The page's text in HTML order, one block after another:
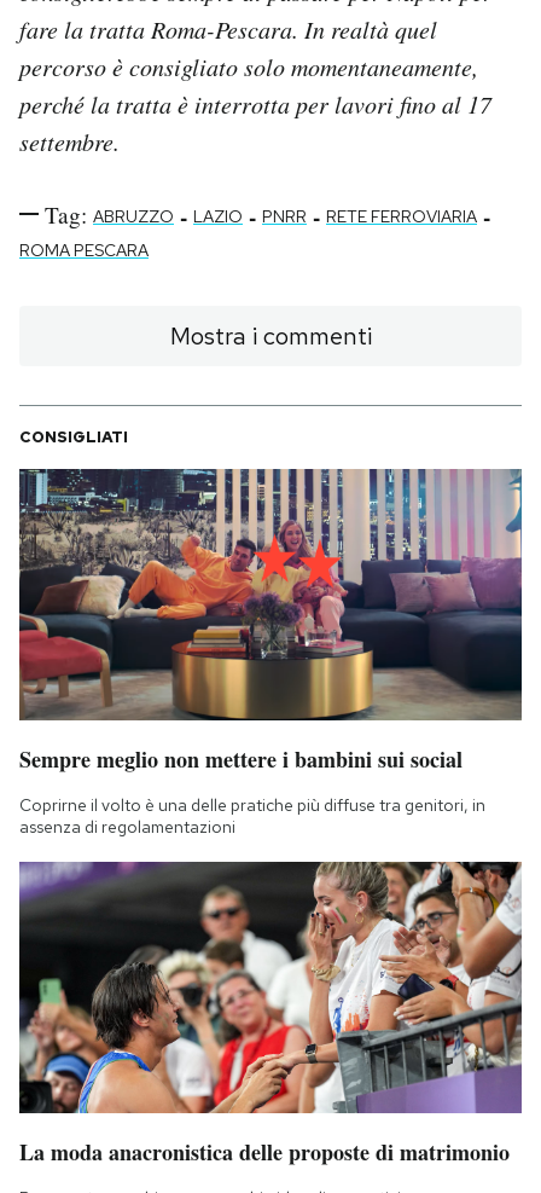
fare la tratta Roma-Pescara. In realtà quel
percorso è consigliato solo momentaneamente,
perché la tratta è interrotta per lavori fino al 17
settembre.
Tag: ABRUZZO - LAZIO - PNRR - RETE FERROVIARIA -
ROMA PESCARA
Mostra i commenti
CONSIGLIATI
Sempre meglio non mettere i bambini sui social
Coprirne il volto è una delle pratiche più diffuse tra genitori, in
assenza di regolamentazioni
La moda anacronistica delle proposte di matrimonio